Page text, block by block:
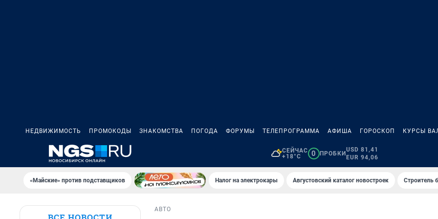
НЕДВИЖИМОСТЬ ПРОМОКОДЫ ЗНАКОМСТВА ПОГОДА ФОРУМЫ ТЕЛЕПРОГРАММА АФИША ГОРОСКОП КУРСЫ
СЕЙЧАС
+18°C
0 ПРОБКИ
USD 81,41
EUR 94,06
«Майские» против подставщиков Налог на электрокары Августовский каталог новостроек Строитель
АВТО